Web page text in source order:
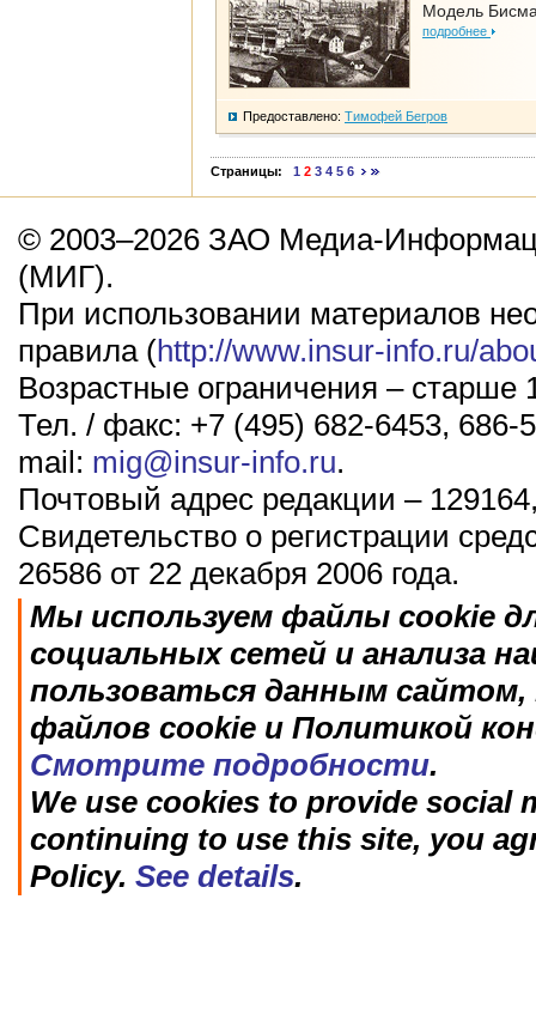
Модель
подробнее
Предоставлено: Тимофей Бегров
Страницы: 1 2 3 4 5 6
© 2003–2026 ЗАО Медиа-
(МИГ).
При использовании материалов
правила (http://www.insur-info.ru/
Возрастные ограничения – старше
Тел. / факс: +7 (495) 682-6453, 686-
mail: mig@insur-info.ru.
Почтовый адрес редакции –
Свидетельство о регистрации
26586 от 22 декабря 2006 года.
Мы используем файлы cookie
социальных сетей и анализа
пользоваться данным
файлов cookie и Политикой
Смотрите подробности.
We use cookies to provide social
continuing to use this site, you
Policy. See details.